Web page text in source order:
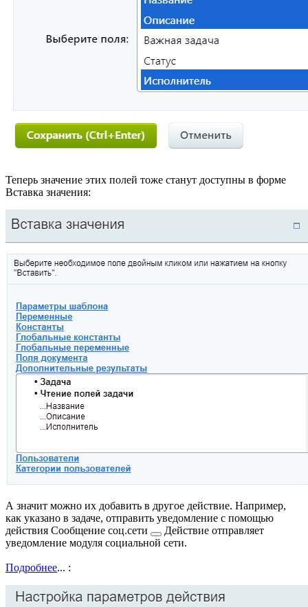
Теперь значение этих полей тоже станут доступны в форме
Вставка значения:
А значит можно их добавить в другое действие. Например,
как указано в задаче, отправить уведомление с помощью
действия Сообщение соц.сети
Действие отправляет
уведомление модуля социальной сети.
Подробнее... :